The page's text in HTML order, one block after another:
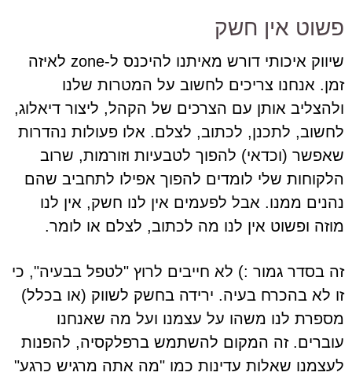
פשוט אין חשק
שיווק איכותי דורש מאיתנו להיכנס ל-zone לאיזה
זמן. אנחנו צריכים לחשוב על המטרות שלנו
ולהצליב אותן עם הצרכים של הקהל, ליצור דיאלוג,
לחשוב, לתכנן, לכתוב, לצלם. אלו פעולות נהדרות
שאפשר (וכדאי) להפוך לטבעיות וזורמות, שרוב
הלקוחות שלי לומדים להפוך אפילו לתחביב שהם
נהנים ממנו. אבל לפעמים אין לנו חשק, אין לנו
מוזה ופשוט אין לנו מה לכתוב, לצלם או לומר.
זה בסדר גמור :) לא חייבים לרוץ "לטפל בבעיה", כי
זו לא בהכרח בעיה. ירידה בחשק לשווק (או בכלל)
מספרת לנו משהו על עצמנו ועל מה שאנחנו
עוברים. זה המקום להשתמש ברפלקסיה, להפנות
לעצמנו שאלות עדינות כמו "מה אתה מרגיש כרגע"